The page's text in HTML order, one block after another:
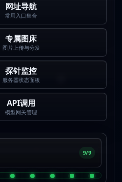
网址导航
常用入口集合
专属图床
图片上传与分发
探针监控
服务器状态面板
API调用
模型网关管理
9/9